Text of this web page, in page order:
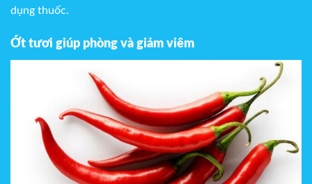
dụng thuốc.
Ớt tươi giúp phòng và giảm viêm